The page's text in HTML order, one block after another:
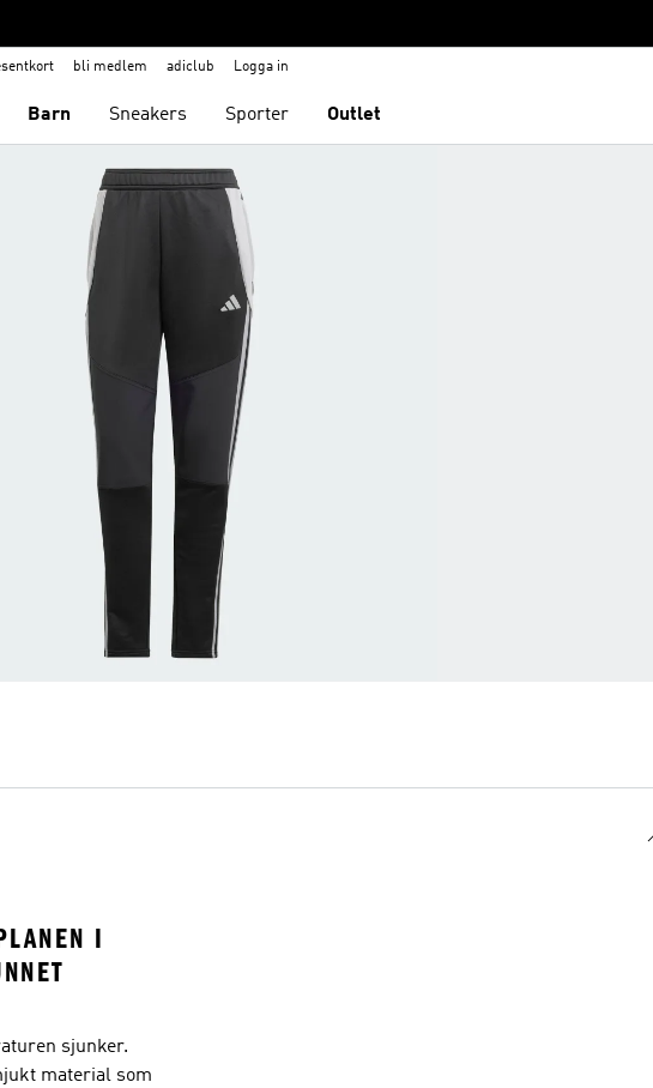
bli medlem adiclub Logga in
Barn Sneakers Sporter Outlet
I
sjunker.
material som